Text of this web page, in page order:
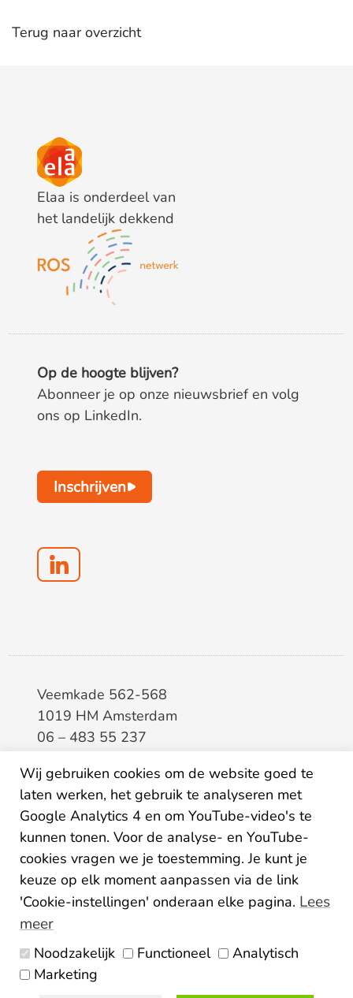
Terug naar overzicht
Elaa is onderdeel van
het landelijk dekkend
Op de hoogte blijven?
Abonneer je op onze nieuwsbrief en volg
ons op LinkedIn.
Inschrijven
Veemkade 562-568
1019 HM Amsterdam
06 – 483 55 237
BTW8133.20.343.B.01
KvK34207150
IBANNL26ABNA0507435125
Algemene voorwaarden
Disclaimer Colofon
Wij gebruiken cookies om de website goed te
laten werken, het gebruik te analyseren met
Google Analytics 4 en om YouTube-video's te
kunnen tonen. Voor de analyse- en YouTube-
cookies vragen we je toestemming. Je kunt je
keuze op elk moment aanpassen via de link
'Cookie-instellingen' onderaan elke pagina. Lees
meer
Noodzakelijk Functioneel
Analytisch
Marketing